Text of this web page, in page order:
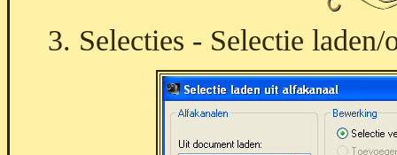
3. Selecties - Selectie